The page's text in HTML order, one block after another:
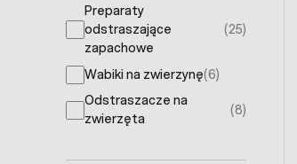
Preparaty
odstraszające
zapachowe
(25)
products available
Wabiki na zwierzynę(6)
products available
Odstraszacze na
zwierzęta
(8)
products available